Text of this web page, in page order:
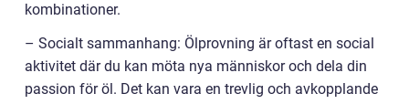
kombinationer.
– Socialt sammanhang: Ölprovning är oftast en social
aktivitet där du kan möta nya människor och dela din
passion för öl. Det kan vara en trevlig och avkopplande